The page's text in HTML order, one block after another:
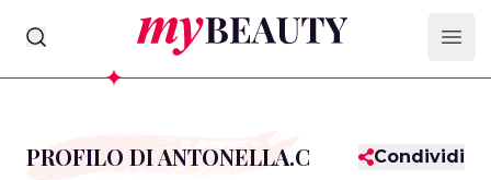
myBeauty
PROFILO DI ANTONELLA.C Condividi